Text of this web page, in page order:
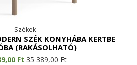
Székek
SZÉK KONYHÁBA KERTBE
(RAKÁSOLHATÓ)
Ft 35 389,00 Ft